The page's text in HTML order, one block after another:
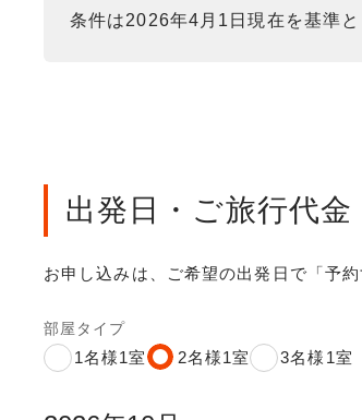
条件は2026年4月1日現在を基準
出発日・ご旅行代金
お申し込みは、ご希望の出発日で「予
部屋タイプ
1名様1室 2名様1室 3名様1室